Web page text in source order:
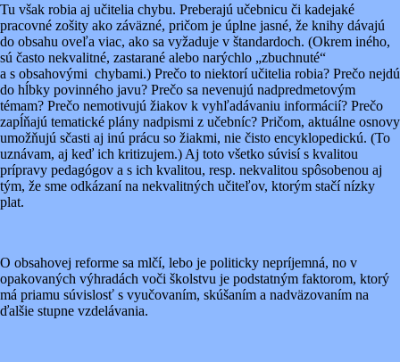
Tu však robia aj učitelia chybu. Preberajú učebnicu či kadejaké
pracovné zošity ako záväzné, pričom je úplne jasné, že knihy dávajú
do obsahu oveľa viac, ako sa vyžaduje v štandardoch. (Okrem iného,
sú často nekvalitné, zastarané alebo narýchlo „zbuchnuté“
a s obsahovými chybami.) Prečo to niektorí učitelia robia? Prečo nejdú
do hĺbky povinného javu? Prečo sa nevenujú nadpredmetovým
témam? Prečo nemotivujú žiakov k vyhľadávaniu informácií? Prečo
zapĺňajú tematické plány nadpismi z učebníc? Pričom, aktuálne osnovy
umožňujú sčasti aj inú prácu so žiakmi, nie čisto encyklopedickú. (To
uznávam, aj keď ich kritizujem.) Aj toto všetko súvisí s kvalitou
prípravy pedagógov a s ich kvalitou, resp. nekvalitou spôsobenou aj
tým, že sme odkázaní na nekvalitných učiteľov, ktorým stačí nízky
plat.
O obsahovej reforme sa mlčí, lebo je politicky nepríjemná, no v
opakovaných výhradách voči školstvu je podstatným faktorom, ktorý
má priamu súvislosť s vyučovaním, skúšaním a nadväzovaním na
ďalšie stupne vzdelávania.